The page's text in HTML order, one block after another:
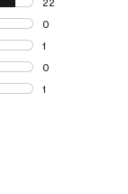
22 reviews with
0
0 reviews with 4
1
1 review with 3
0
0 reviews with 2
1